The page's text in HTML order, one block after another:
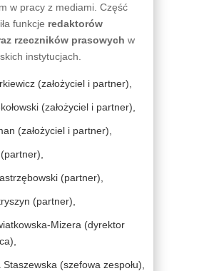
w pracy z mediami. Część
funkcje redaktorów
rzeczników prasowych w
instytucjach.
(założyciel i partner),
(założyciel i partner),
(założyciel i partner),
(partner),
(partner),
Mizera (dyrektor
(szefowa zespołu),